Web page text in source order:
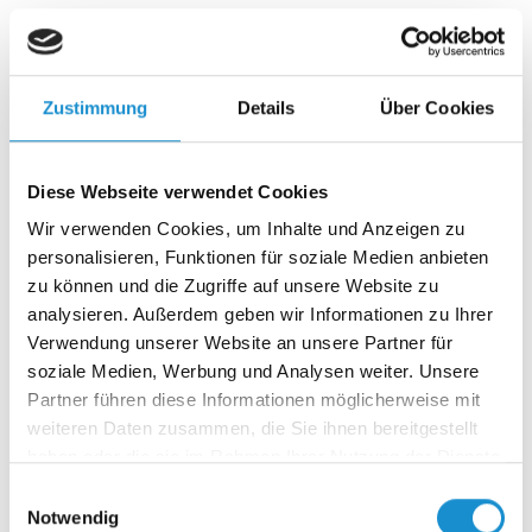
Zustimmung Details Über Cookies
Diese Webseite verwendet Cookies
Wir verwenden Cookies, um Inhalte und Anzeigen zu
personalisieren, Funktionen für soziale Medien anbieten
zu können und die Zugriffe auf unsere Website zu
analysieren. Außerdem geben wir Informationen zu Ihrer
Verwendung unserer Website an unsere Partner für
soziale Medien, Werbung und Analysen weiter. Unsere
Partner führen diese Informationen möglicherweise mit
weiteren Daten zusammen, die Sie ihnen bereitgestellt
Notwendig
keine einfachen Antworten – sondern mutige
Entscheidungen. Der erste…
Angst in Deutschland, zwei Seiten einer
Verunsicherung – Critical Incident Teil 1
Was passiert, wenn sich ein ganzes Land nicht mehr sicher
fühlt – und zugleich Millionen Menschen nicht mehr
dazugehören…
03.04.2025
Purpose oder Leitbild – was braucht ein